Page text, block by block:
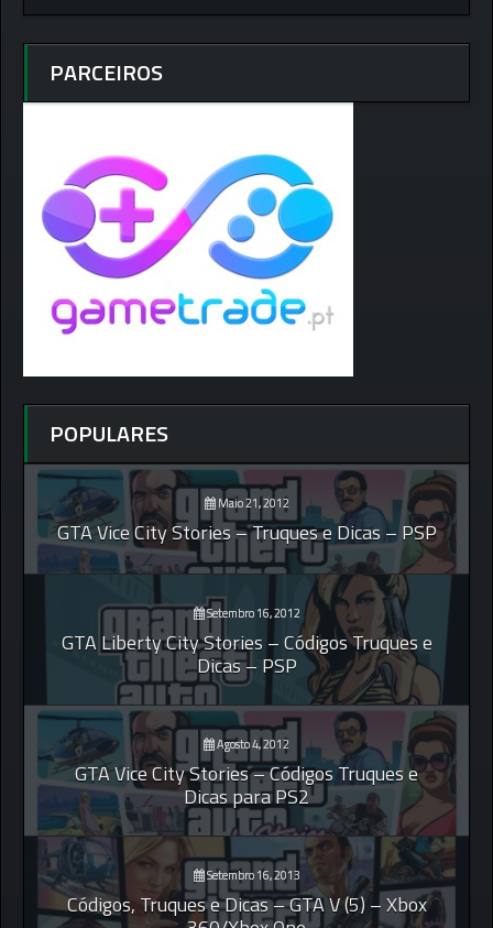
PARCEIROS
POPULARES
Maio 21, 2012
GTA Vice City Stories – Truques e Dicas – PSP
Setembro 16, 2012
GTA Liberty City Stories – Códigos Truques e
Dicas – PSP
Agosto 4, 2012
GTA Vice City Stories – Códigos Truques e
Dicas para PS2
Setembro 16, 2013
Códigos, Truques e Dicas – GTA V (5) – Xbox